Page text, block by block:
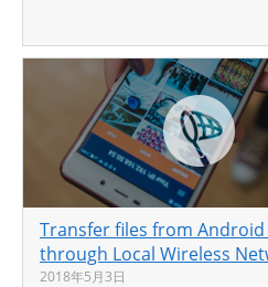
Transfer files from Android
through Local Wireless
2018年5月3日